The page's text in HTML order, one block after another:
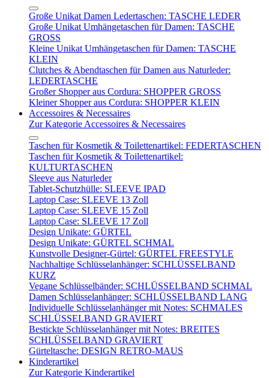
Große Unikat Damen Ledertaschen: TASCHE LEDER
Große Unikat Umhängetaschen für Damen: TASCHE
GROSS
Kleine Unikat Umhängetaschen für Damen: TASCHE
KLEIN
Clutches & Abendtaschen für Damen aus Naturleder:
LEDERTASCHE
Großer Shopper aus Cordura: SHOPPER GROSS
Kleiner Shopper aus Cordura: SHOPPER KLEIN
Accessoires & Necessaires
Zur Kategorie Accessoires & Necessaires
Taschen für Kosmetik & Toilettenartikel: FEDERTASCHEN
Taschen für Kosmetik & Toilettenartikel:
KULTURTASCHEN
Sleeve aus Naturleder
Tablet-Schutzhülle: SLEEVE IPAD
Laptop Case: SLEEVE 13 Zoll
Laptop Case: SLEEVE 15 Zoll
Laptop Case: SLEEVE 17 Zoll
Design Unikate: GÜRTEL
Design Unikate: GÜRTEL SCHMAL
Kunstvolle Designer-Gürtel: GÜRTEL FREESTYLE
Nachhaltige Schlüsselanhänger: SCHLÜSSELBAND
KURZ
Vegane Schlüsselbänder: SCHLÜSSELBAND SCHMAL
Damen Schlüsselanhänger: SCHLÜSSELBAND LANG
Individuelle Schlüsselanhänger mit Notes: SCHMALES
SCHLÜSSELBAND GRAVIERT
Bestickte Schlüsselanhänger mit Notes: BREITES
SCHLÜSSELBAND GRAVIERT
Gürteltasche: DESIGN RETRO-MAUS
Kinderartikel
Zur Kategorie Kinderartikel